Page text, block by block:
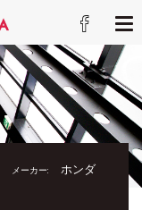
メーカー: ホンダ